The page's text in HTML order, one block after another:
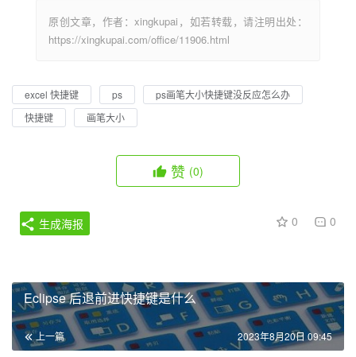
原创文章，作者：xingkupai，如若转载，请注明出处：
https://xingkupai.com/office/11906.html
excel 快捷键 ps
ps画笔大小快捷键没反应怎么办
快捷键
画笔大小
赞 (0)
0 0
生成海报
Eclipse 后退前进快捷键是什么
上一篇 2023年8月20日 09:45